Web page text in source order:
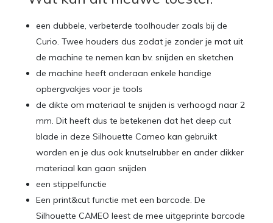
een dubbele, verbeterde toolhouder zoals bij de
Curio. Twee houders dus zodat je zonder je mat uit
de machine te nemen kan bv. snijden en sketchen
de machine heeft onderaan enkele handige
opbergvakjes voor je tools
de dikte om materiaal te snijden is verhoogd naar 2
mm. Dit heeft dus te betekenen dat het deep cut
blade in deze Silhouette Cameo kan gebruikt
worden en je dus ook knutselrubber en ander dikker
materiaal kan gaan snijden
een stippelfunctie
Een print&cut functie met een barcode. De
Silhouette CAMEO leest de mee uitgeprinte barcode